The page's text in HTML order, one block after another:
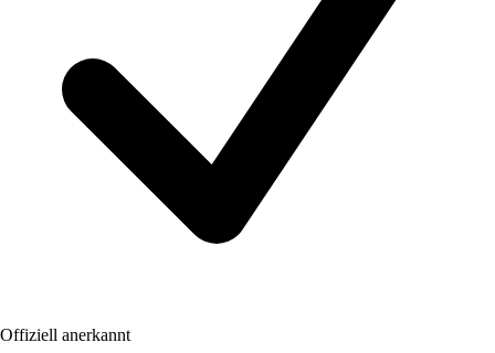
Offiziell anerkannt